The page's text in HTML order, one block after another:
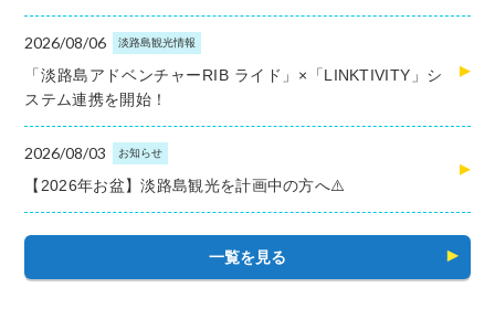
2026/08/06 淡路島観光情報
「淡路島アドベンチャーRIB ライド」×「LINKTIVITY」シ
ステム連携を開始！
2026/08/03 お知らせ
【2026年お盆】淡路島観光を計画中の方へ⚠️
一覧を見る